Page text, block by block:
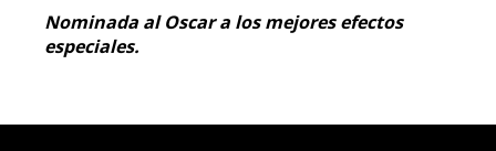
Nominada al Oscar a los mejores efectos
especiales.